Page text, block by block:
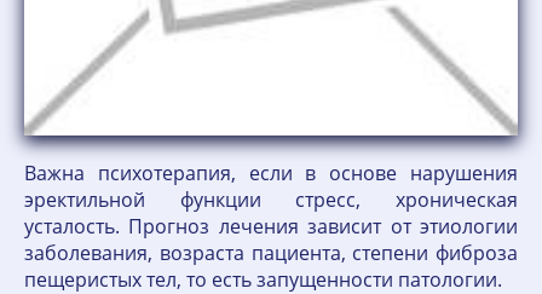
Важна психотерапия, если в основе нарушения
эректильной функции стресс, хроническая
усталость. Прогноз лечения зависит от этиологии
заболевания, возраста пациента, степени фиброза
пещеристых тел, то есть запущенности патологии.